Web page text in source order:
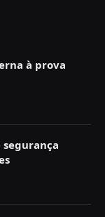
à prova